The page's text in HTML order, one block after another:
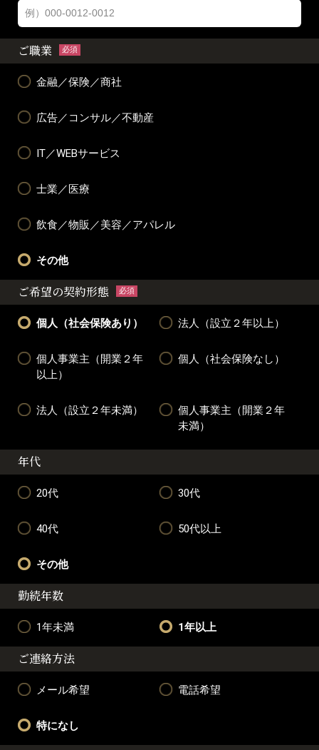
ご職業 必須
金融／保険／商社
広告／コンサル／不動産
IT／WEBサービス
士業／医療
飲食／物販／美容／アパレル
その他
ご希望の契約形態 必須
個人（社会保険あり） 法人（設立２年以上）
個人事業主（開業２年
以上）
個人（社会保険なし）
法人（設立２年未満）
個人事業主（開業２年
未満）
年代
20代 30代
40代 50代以上
その他
勤続年数
1年未満 1年以上
ご連絡方法
メール希望 電話希望
特になし